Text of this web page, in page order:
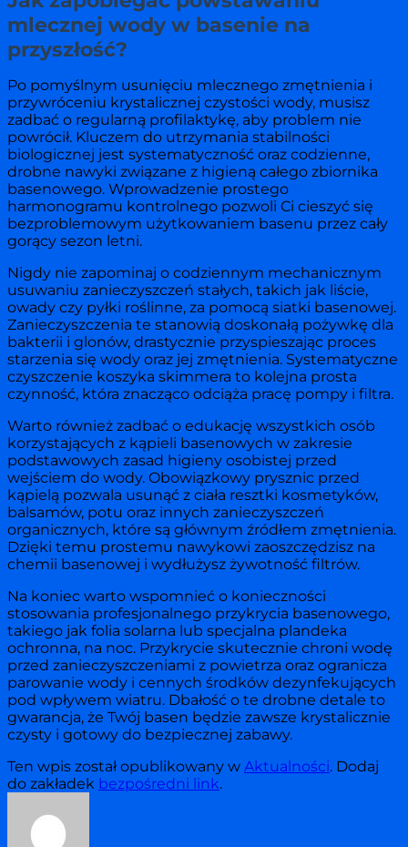
mlecznej wody w basenie na
przyszłość?
Po pomyślnym usunięciu mlecznego zmętnienia i
przywróceniu krystalicznej czystości wody, musisz
zadbać o regularną profilaktykę, aby problem nie
powrócił. Kluczem do utrzymania stabilności
biologicznej jest systematyczność oraz codzienne,
drobne nawyki związane z higieną całego zbiornika
basenowego. Wprowadzenie prostego
harmonogramu kontrolnego pozwoli Ci cieszyć się
bezproblemowym użytkowaniem basenu przez cały
gorący sezon letni.
Nigdy nie zapominaj o codziennym mechanicznym
usuwaniu zanieczyszczeń stałych, takich jak liście,
owady czy pyłki roślinne, za pomocą siatki basenowej.
Zanieczyszczenia te stanowią doskonałą pożywkę dla
bakterii i glonów, drastycznie przyspieszając proces
starzenia się wody oraz jej zmętnienia. Systematyczne
czyszczenie koszyka skimmera to kolejna prosta
czynność, która znacząco odciąża pracę pompy i filtra.
Warto również zadbać o edukację wszystkich osób
korzystających z kąpieli basenowych w zakresie
podstawowych zasad higieny osobistej przed
wejściem do wody. Obowiązkowy prysznic przed
kąpielą pozwala usunąć z ciała resztki kosmetyków,
balsamów, potu oraz innych zanieczyszczeń
organicznych, które są głównym źródłem zmętnienia.
Dzięki temu prostemu nawykowi zaoszczędzisz na
chemii basenowej i wydłużysz żywotność filtrów.
Na koniec warto wspomnieć o konieczności
stosowania profesjonalnego przykrycia basenowego,
takiego jak folia solarna lub specjalna plandeka
ochronna, na noc. Przykrycie skutecznie chroni wodę
przed zanieczyszczeniami z powietrza oraz ogranicza
parowanie wody i cennych środków dezynfekujących
pod wpływem wiatru. Dbałość o te drobne detale to
gwarancja, że Twój basen będzie zawsze krystalicznie
czysty i gotowy do bezpiecznej zabawy.
Ten wpis został opublikowany w Aktualności. Dodaj
do zakładek bezpośredni link.